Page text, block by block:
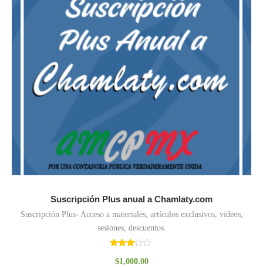
Suscripción Plus anual a Chamlaty.com
Suscripción Plus- Acceso a materiales, artículos exclusivos, videos,
sesiones, descuentos.
con
$1,000.00